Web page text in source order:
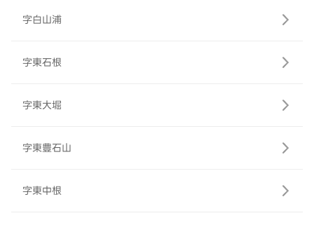
字白山浦
字東石根
字東大堀
字東豊石山
字東中根